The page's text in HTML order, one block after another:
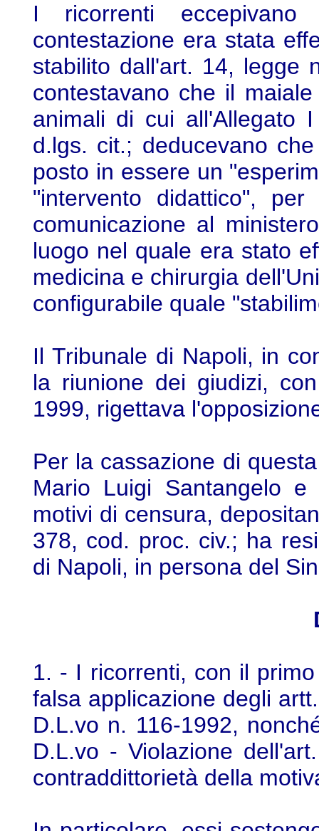
I ricorrenti
contestazione era stata
stabilito dall'art. 14, legge
contestavano che il
animali di cui all'Allegato
d.lgs. cit.; deducevano
posto in essere un
"intervento didattico",
comunicazione al
luogo nel quale era stato
medicina e chirurgia
configurabile quale
Il Tribunale di Napoli, in
la riunione dei giudizi,
1999, rigettava
Per la cassazione di
Mario Luigi Santangelo
motivi di censura,
378, cod. proc. civ.; ha
di Napoli, in persona del
1. - I ricorrenti, con il
falsa applicazione degli
D.L.vo n. 116-1992,
D.L.vo - Violazione
contraddittorietà della